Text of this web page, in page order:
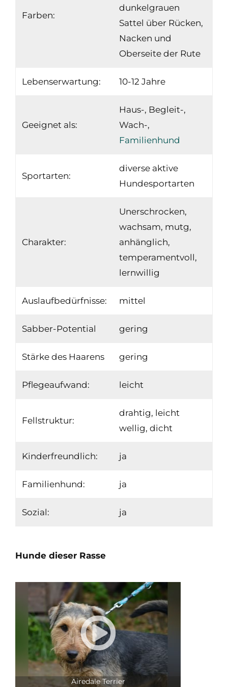
Farben:
dunkelgrauen
Sattel über Rücken,
Nacken und
Oberseite der Rute
Lebenserwartung: 10-12 Jahre
Geeignet als:
Haus-, Begleit-,
Wach-,
Familienhund
Sportarten:
diverse aktive
Hundesportarten
Charakter:
Unerschrocken,
wachsam, mutg,
anhänglich,
temperamentvoll,
lernwillig
Auslaufbedürfnisse: mittel
Sabber-Potential gering
Stärke des Haarens gering
Pflegeaufwand: leicht
Fellstruktur:
drahtig, leicht
wellig, dicht
Kinderfreundlich: ja
Familienhund: ja
Sozial: ja
Hunde dieser Rasse

Airedale Terrier